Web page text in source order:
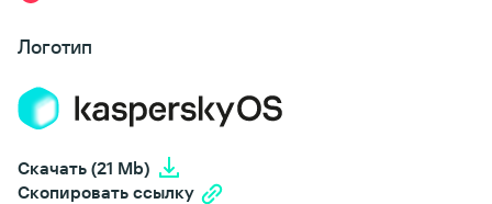
Логотип
Скачать (21 Mb)
Скопировать ссылку